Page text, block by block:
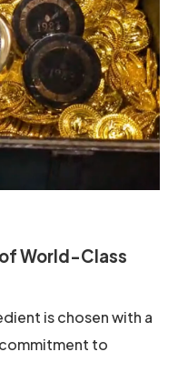
World-Class
is chosen with a
to